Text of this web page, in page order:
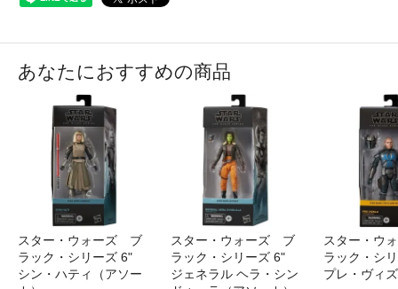
あなたにおすすめの商品
スター・ウォーズ ブ
ラック・シリーズ 6"
シン・ハティ（アソー
スター・ウォーズ ブ
ラック・シリーズ 6"
ジェネラル ヘラ・シン
スター・ウ
ラック・シ
プレ・ヴィ